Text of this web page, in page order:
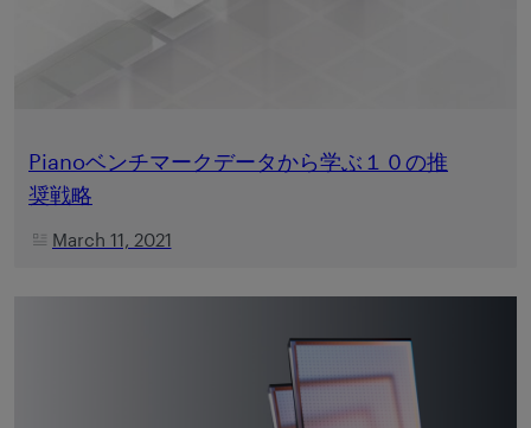
Pianoベンチマークデータから学ぶ１０の推
奨戦略
March 11, 2021